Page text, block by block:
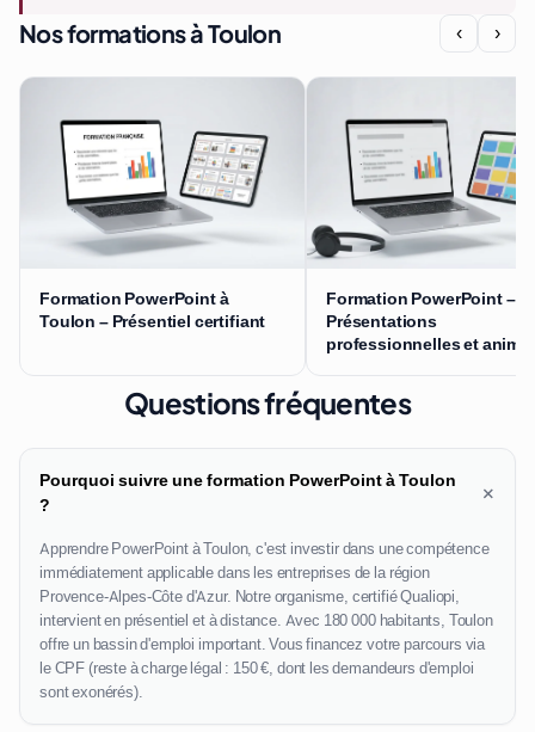
Nos formations à Toulon ‹ ›
Formation PowerPoint à
Toulon – Présentiel certifiant
Formation PowerPoint –
Présentations
professionnelles et
Questions fréquentes
Pourquoi suivre une formation PowerPoint à Toulon
?
+
Apprendre PowerPoint à Toulon, c'est investir dans une compétence
immédiatement applicable dans les entreprises de la région
Provence-Alpes-Côte d'Azur. Notre organisme, certifié Qualiopi,
intervient en présentiel et à distance. Avec 180 000 habitants, Toulon
offre un bassin d'emploi important. Vous financez votre parcours via
le CPF (reste à charge légal : 150 €, dont les demandeurs d'emploi
sont exonérés).